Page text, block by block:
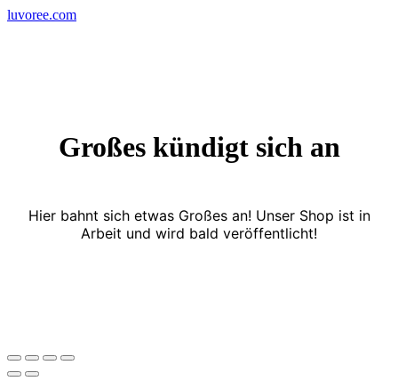
Skip
luvoree.com
Großes kündigt sich an
Hier bahnt sich etwas Großes an! Unser Shop ist in
Arbeit und wird bald veröffentlicht!